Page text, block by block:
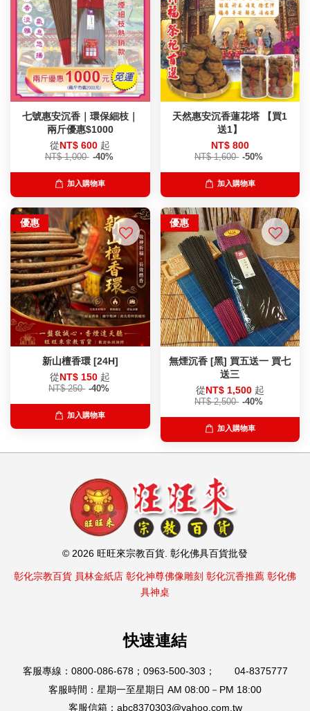
七號惠安沉香｜環保細枝｜
兩斤優惠$1000
從NT$ 600 起
NT$ 1,000 -40%
加入購物車
天然惠安沉香蓮花塔 【買1
送1】
NT$ 800
NT$ 1,600 -50%
加入購物車
優惠
新山檀香環 [24H]
從NT$ 150 起
NT$ 250 -40%
加入購物車
優惠
無煙沉香 [黑] 買五送一 買七
送三
從NT$ 1,500 起
NT$ 2,500 -40%
加入購物車
© 2026 旺旺來宗教百貨. 彰化佛具百貨批發
彰化宗教百貨 員林金紙店 彰化神尊佛像雕刻 彰化沉香推薦 彰化佛
具神桌
快速連結
客服專線：0800-086-678；0963-500-303； 04-8375777
客服時間：星期一至星期日 AM 08:00－PM 18:00
客服信箱：abc8370303@yahoo.com.tw